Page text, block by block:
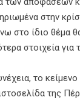
στην
στο ίδιο θέμα
στοιχεία για
το
της